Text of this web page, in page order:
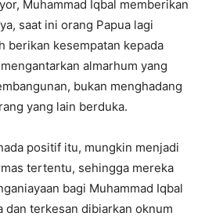
Muhammad Iqbal memberikan
saat ini orang Papua lagi
berikan kesempatan kepada
almarhum yang
bukan menghadang
yang lain berduka.
positif itu, mungkin menjadi
tertentu, sehingga mereka
bagi Muhammad Iqbal
dan terkesan dibiarkan oknum